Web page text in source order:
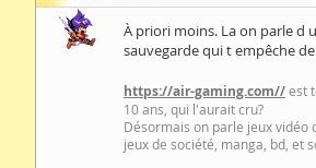
À priori moins. La on parle d
sauvegarde qui t empêche
https://air-gaming.com//est
10 ans, qui l'aurait cru?
Désormais on parle jeux vidéo
jeux de société, manga, bd, et